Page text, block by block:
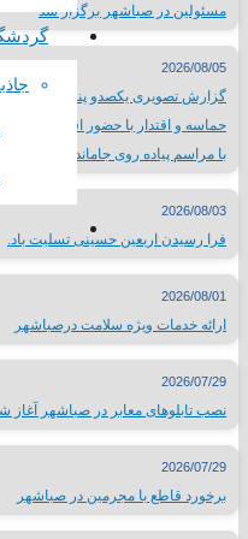
مسئولین در صباشهر برگزار شد
2026/08/05
گزارش تصویری یکصدو پنجاه
حماسه و اقتدار با حضور اقشار
با مراسم پیاده روی جاماندگان اربعین
2026/08/03
فرا رسیدن اربعین حسینی تسلیت باد.
2026/08/01
ارائه خدمات ویژه سلامت درصباشهر
2026/07/29
نصب تابلوهای معابر در صباشهر آغاز
2026/07/29
برخورد قاطع با مجرمین در صباشهر
لینک های محلی
استانداری تهران
فرمانداری شهرستان شهریار
اداره ورزش و جوانان شهریار
تماس با
تلفن تماس:65624446-021
پست الکترونیک:
آدرس شهرداری: استان